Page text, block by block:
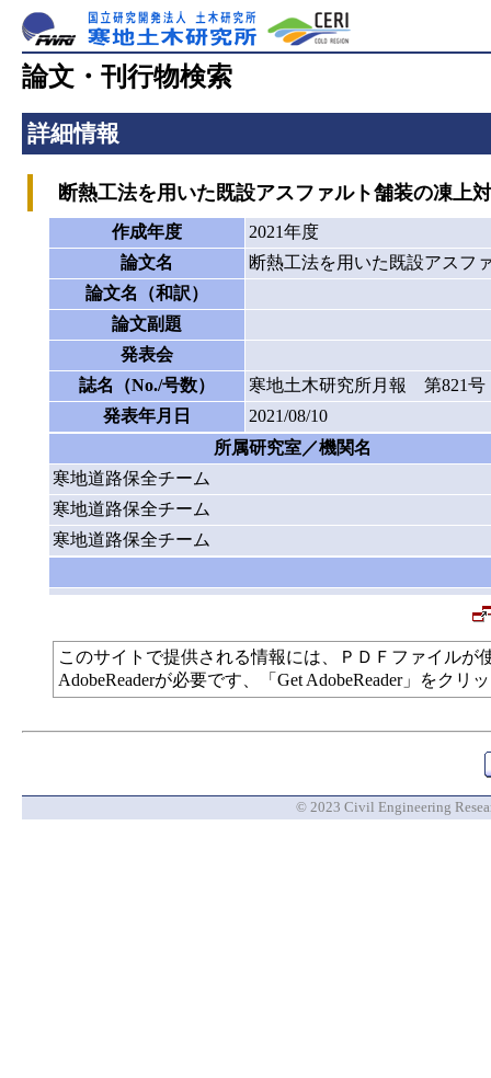
論文・刊行物検索
詳細情報
断熱工法を用いた既設アスファルト舗装の凍上
作成年度
2021年度
論文名
断熱工法を用いた既設アスフ
論文名（和訳）
論文副題
発表会
誌名（No./号数）
寒地土木研究所月報 第821号
発表年月日
2021/08/10
所属研究室／機関名
寒地道路保全チーム
寒地道路保全チーム
寒地道路保全チーム
このサイトで提供される情報には、ＰＤＦファイル
AdobeReaderが必要です、「Get AdobeReader」をク
© 2023 Civil Engineering